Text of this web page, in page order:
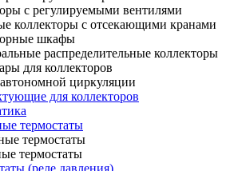
с регулируемыми вентилями
коллекторы с отсекающими кранами
шкафы
распределительные коллекторы
для коллекторов
циркуляции
для коллекторов
термостаты
термостаты
термостаты
(реле давления)